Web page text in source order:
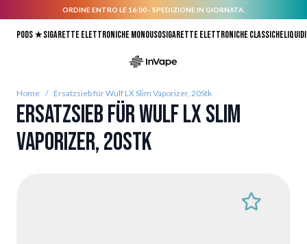
ORDINE ENTRO LE 16:00 - SPEDIZIONE IN GIORNATA.
Pods ★Sigarette elettroniche monousoSigarette elettroniche classiche
Home / Ersatzsieb für Wulf LX Slim Vaporizer, 20Stk
Ersatzsieb für Wulf LX Slim
Vaporizer, 20Stk